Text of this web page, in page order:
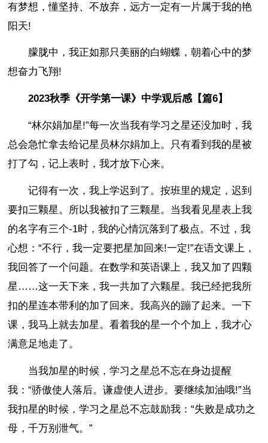
有梦想，懂坚持、不放弃，远方一定有一片属于我的艳
阳天!
朦胧中，我正如那只美丽的白蝴蝶，朝着心中的梦
想奋力飞翔!
2023秋季《开学第一课》中学观后感【篇6】
“林尔娟加星!”每一次当我有学习之星还没加时，我
总会急忙拿去给记星员林尔娟加上。只有看到我的星被
打了勾，记上表时，我才放下心来。
记得有一次，我上学迟到了。按班里的规定，迟到
要扣三颗星。所以我被扣了三颗星。当我看见星表上我
的名字有三个-1时，我的心情沉落到了极点。不过，我
心想：“不行，我一定要把星加回来!一定!”在语文课上，
我回答了一个问题。在数学和英语课上，我又加了四颗
星……这一天下来，我一共加了六颗星。我已经把我所
扣的星连本带利的加了回来。我高兴的蹦了起来。一下
课，我马上就去加星。看着我的星一个个加上，我才心
满意足地走了。
当我加星的时候，学习之星总不忘在身边提醒
我：“骄傲使人落后。谦虚使人进步。要继续加油哦!”当
我扣星的时候，学习之星总不忘鼓励我：“失败是成功之
母，千万别泄气。”